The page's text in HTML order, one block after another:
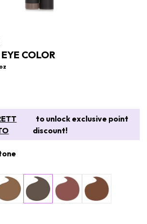
COLOR
to unlock exclusive point
discount!